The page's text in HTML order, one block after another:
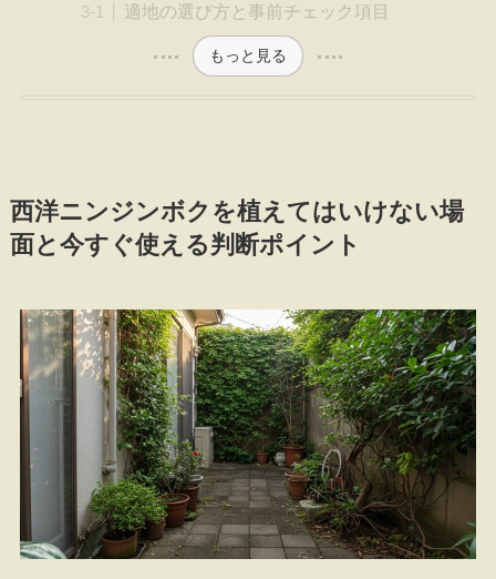
適地の選び方と事前チェック項目
もっと見る
西洋ニンジンボクを植えてはいけない場
面と今すぐ使える判断ポイント